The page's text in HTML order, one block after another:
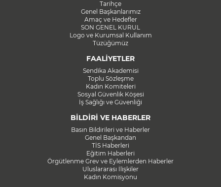
Tarihçe
Genel Başkanlarımız
Amaç ve Hedefler
SON GENEL KURUL
Logo ve Kurumsal Kullanım
Tüzüğümüz
FAALİYETLER
Sendika Akademisi
Toplu Sözleşme
Kadın Komiteleri
Sosyal Güvenlik Köşesi
İş Sağlığı ve Güvenliği
BİLDİRİ VE HABERLER
Basın Bildirileri ve Haberler
Genel Başkandan
TİS Haberleri
Eğitim Haberleri
Örgütlenme Grev ve Eylemlerden Haberler
Uluslararası İlişkiler
Kadın Komisyonu